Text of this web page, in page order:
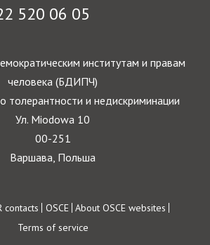
520 06 05
институтам и правам
человека (БДИПЧ)
толерантности и недискриминации
Ул. Miodowa 10
00-251
Варшава, Польша
contacts OSCE About OSCE websites
Terms of service